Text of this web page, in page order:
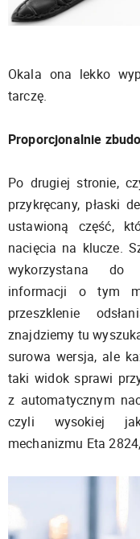
Okala ona lekko
tarczę.
Proporcjonalnie
Po drugiej stronie,
przykręcany, płaski
ustawioną część,
nacięcia na klucze.
wykorzystana do
informacji o tym
przeszklenie
znajdziemy tu
surowa wersja, ale
taki widok sprawi
z automatycznym
czyli wysokiej
mechanizmu Eta